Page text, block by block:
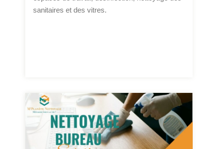
sanitaires et des vitres.